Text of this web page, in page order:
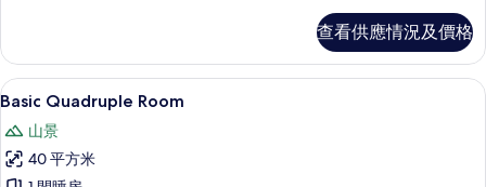
查看供應情況及價格
載
入
所
有
羽絨被、特厚豪華床墊、書桌、手提
15
Basic Quadruple Room
山景
40 平方米